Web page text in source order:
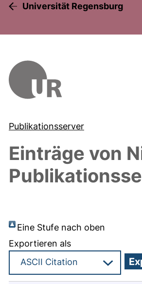
Universität Regensburg
Publikationsserver
Einträge von
Eine Stufe nach oben
Exportieren als